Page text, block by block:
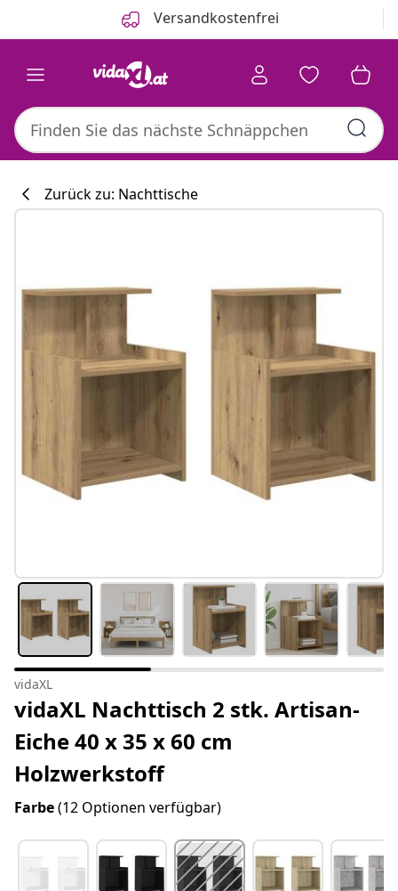
Versandkostenfrei
#sharemevidaxl
Zurück zu: Nachttische
vidaXL
vidaXL Nachttisch 2 stk. Artisan-
Eiche 40 x 35 x 60 cm
Holzwerkstoff
Farbe(12 Optionen verfügbar)